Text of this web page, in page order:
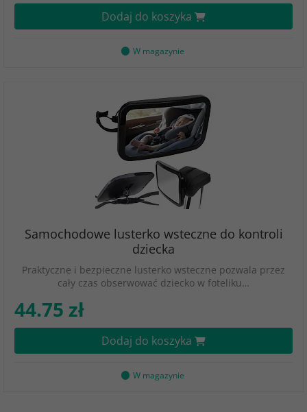
Dodaj do koszyka
W magazynie
Samochodowe lusterko wsteczne do kontroli
dziecka
Praktyczne i bezpieczne lusterko wsteczne pozwala przez
cały czas obserwować dziecko w foteliku…
44.75 zł
Dodaj do koszyka
W magazynie